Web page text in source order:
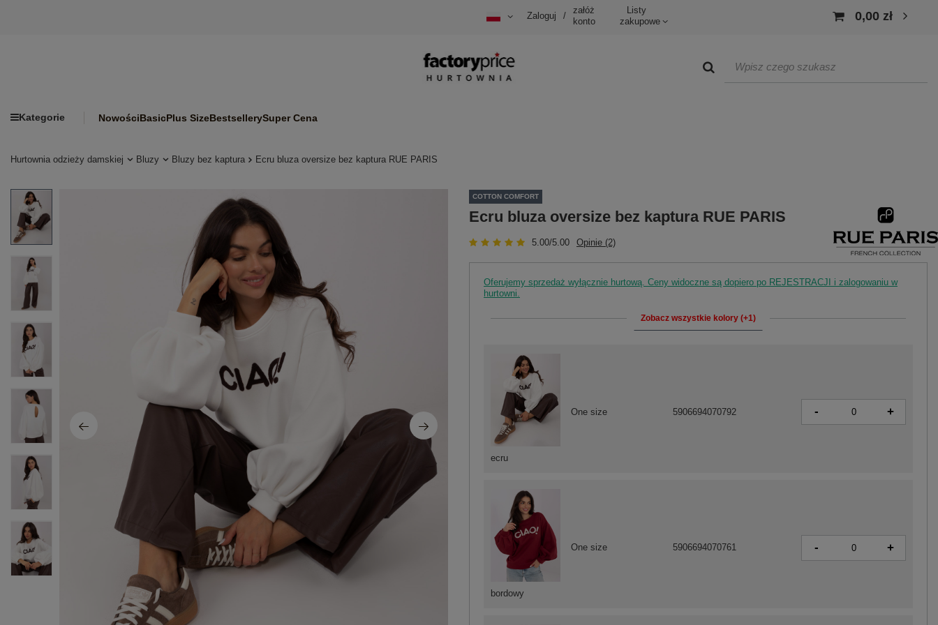
Zaloguj /
załóż
konto
Listy
zakupowe
0,00 zł
Kategorie NowościBasicPlus SizeBestsellerySuper Cena
Hurtownia odzieży damskiej Bluzy Bluzy bez kaptura Ecru bluza oversize bez kaptura RUE PARIS
COTTON COMFORT
Ecru bluza oversize bez kaptura RUE PARIS
5.00/5.00 Opinie (2)
Oferujemy sprzedaż wyłącznie hurtową. Ceny widoczne są dopiero po REJESTRACJI i zalogowaniu w
hurtowni.
Zobacz wszystkie kolory (+1)
ecru
One size 5906694070792 - +
bordowy
One size 5906694070761 - +